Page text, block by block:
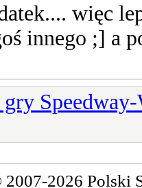
więc
innego ;] a
2007-2026 Polski